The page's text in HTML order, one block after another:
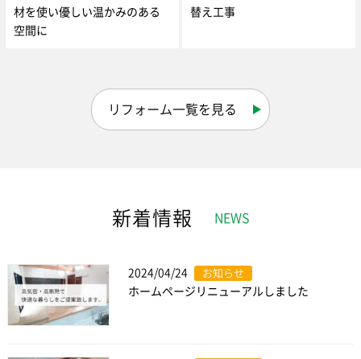
材を使い優しい温かみのある
空間に
替え工事
リフォーム一覧を見る
新着情報 NEWS
2024/04/24 お知らせ
ホームページリニューアルしました